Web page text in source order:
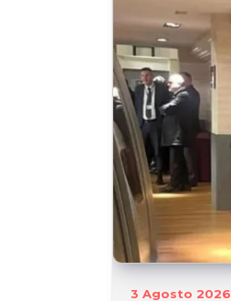
3 Agosto 2026